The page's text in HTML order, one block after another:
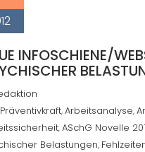
INFOSCHIENE/
,Arbeitsanalyse,
,ASchG Novelle
Belastungen,